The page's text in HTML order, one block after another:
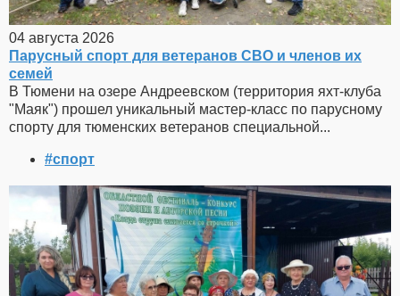
04 августа 2026
Парусный спорт для ветеранов СВО и членов их
семей
В Тюмени на озере Андреевском (территория яхт-клуба
"Маяк") прошел уникальный мастер-класс по парусному
спорту для тюменских ветеранов специальной...
#спорт